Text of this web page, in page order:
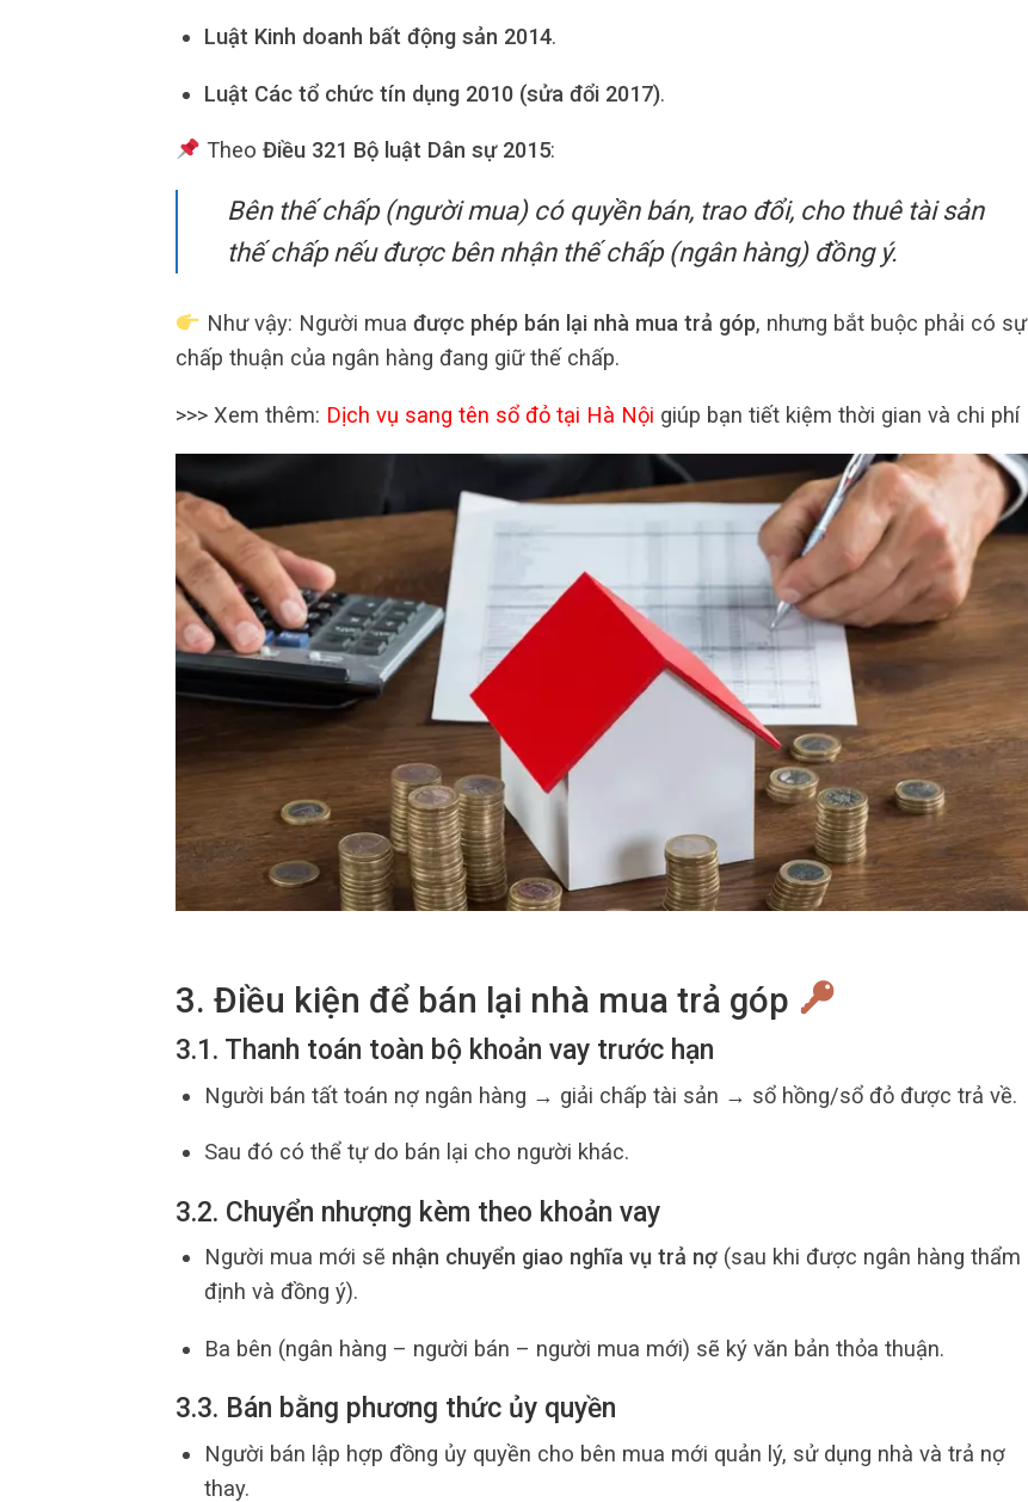
Luật Kinh doanh bất động sản 2014.
Luật Các tổ chức tín dụng 2010 (sửa đổi 2017).
Theo Điều 321 Bộ luật Dân sự 2015:
Bên thế chấp (người mua) có quyền bán, trao đổi, cho thuê tài sản
thế chấp nếu được bên nhận thế chấp (ngân hàng) đồng ý.
Như vậy: Người mua được phép bán lại nhà mua trả góp, nhưng bắt buộc phải có sự
chấp thuận của ngân hàng đang giữ thế chấp.
>>> Xem thêm: Dịch vụ sang tên sổ đỏ tại Hà Nội giúp bạn tiết kiệm thời gian và chi phí
3. Điều kiện để bán lại nhà mua trả góp
3.1. Thanh toán toàn bộ khoản vay trước hạn
Người bán tất toán nợ ngân hàng → giải chấp tài sản → sổ hồng/sổ đỏ được trả về.
Sau đó có thể tự do bán lại cho người khác.
3.2. Chuyển nhượng kèm theo khoản vay
Người mua mới sẽ nhận chuyển giao nghĩa vụ trả nợ(sau khi được ngân hàng thẩm
định và đồng ý).
Ba bên (ngân hàng – người bán – người mua mới) sẽ ký văn bản thỏa thuận.
3.3. Bán bằng phương thức ủy quyền
Người bán lập hợp đồng ủy quyền cho bên mua mới quản lý, sử dụng nhà và trả nợ
thay.